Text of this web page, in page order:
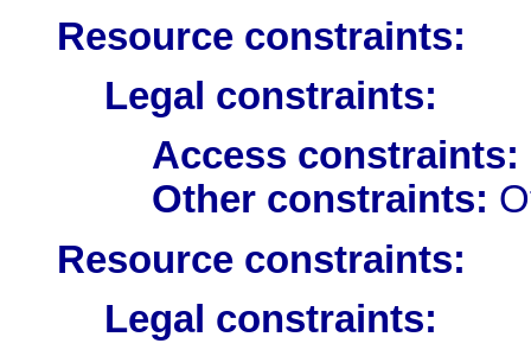
Resource constraints:
Legal constraints:
Access constraints:
Other constraints:
Resource constraints:
Legal constraints: